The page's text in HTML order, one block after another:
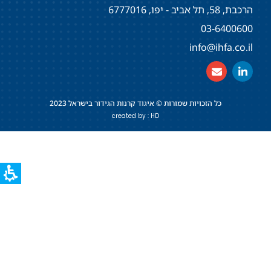
הרכבת, 58, תל אביב - יפו, 6777016
03-6400600
info@ihfa.co.il
כל הזכויות שמורות © איגוד קרנות הגידור בישראל 2023
created by : HD